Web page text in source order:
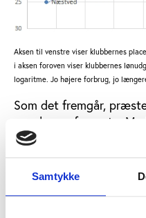
Samtykke
Aksen til venstre viser klubbernes
i aksen foroven viser klubbernes
logaritme. Jo højere forbrug, jo
Som det fremgår,
man kunne forvente.
kroner endte klubben
2011/12 sæsonen. Det
hierarkiet, hvor både